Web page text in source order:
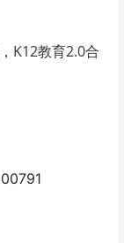
K12教育2.0合